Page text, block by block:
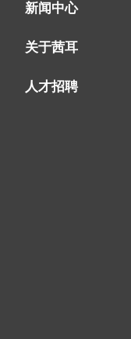
新闻中心
关于茜耳
人才招聘